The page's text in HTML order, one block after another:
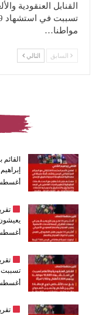
القنابل العنقودية
مواطنا…
السابق التالي
أغسطس 5,
أغسطس 5,
أغسطس 5,